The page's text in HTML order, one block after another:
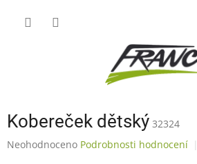
Kobereček dětský 32324
Průměrné
Neohodnoceno Podrobnosti hodnocení